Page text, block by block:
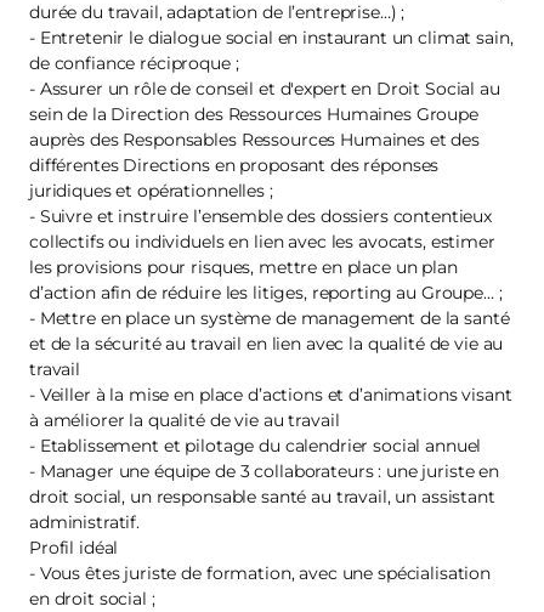
durée du travail, adaptation de l’entreprise…) ;
- Entretenir le dialogue social en instaurant un climat sain,
de confiance réciproque ;
- Assurer un rôle de conseil et d'expert en Droit Social au
sein de la Direction des Ressources Humaines Groupe
auprès des Responsables Ressources Humaines et des
différentes Directions en proposant des réponses
juridiques et opérationnelles ;
- Suivre et instruire l’ensemble des dossiers contentieux
collectifs ou individuels en lien avec les avocats, estimer
les provisions pour risques, mettre en place un plan
d’action afin de réduire les litiges, reporting au Groupe… ;
- Mettre en place un système de management de la santé
et de la sécurité au travail en lien avec la qualité de vie au
travail
- Veiller à la mise en place d’actions et d’animations visant
à améliorer la qualité de vie au travail
- Etablissement et pilotage du calendrier social annuel
- Manager une équipe de 3 collaborateurs : une juriste en
droit social, un responsable santé au travail, un assistant
administratif.
Profil idéal
- Vous êtes juriste de formation, avec une spécialisation
en droit social ;